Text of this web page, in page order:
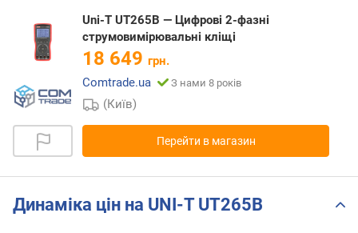
Uni-T UT265B — Цифрові 2-фазні
струмовимірювальні кліщі
18 649 грн.
Comtrade.ua
З нами 8 років
(Київ)
Перейти в магазин
Динаміка цін на UNI-T UT265B